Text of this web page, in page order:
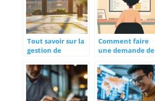
Tout savoir sur la
gestion de
Angers
Comment faire
une demande de
facilement en
ligne ?